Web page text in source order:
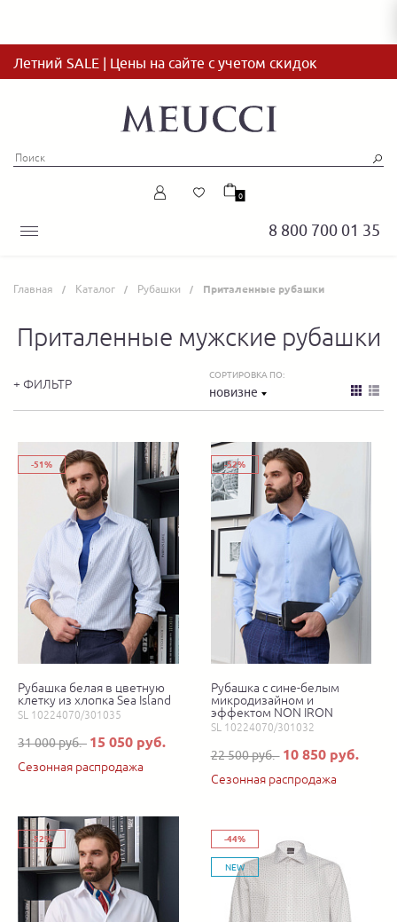
Летний SALE | Цены на сайте с учетом скидок
8 800 700 01 35
0
Главная Каталог Рубашки Приталенные рубашки
Приталенные мужские рубашки
+ ФИЛЬТР
СОРТИРОВКА ПО:
новизне
-51%
Рубашка белая в цветную
клетку из хлопка Sea Island
SL 10224070/301035
31 000 руб. 15 050 руб.
Сезонная распродажа
-52%
Рубашка с сине-белым
микродизайном и
эффектом NON IRON
SL 10224070/301032
22 500 руб. 10 850 руб.
Сезонная распродажа
-52% -44%
NEW